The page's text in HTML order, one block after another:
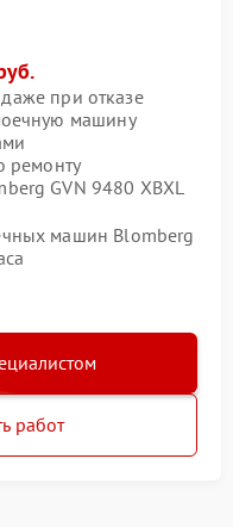
даже при отказе
машину
ремонту
GVN 9480 XBXL
машин Blomberg
работ